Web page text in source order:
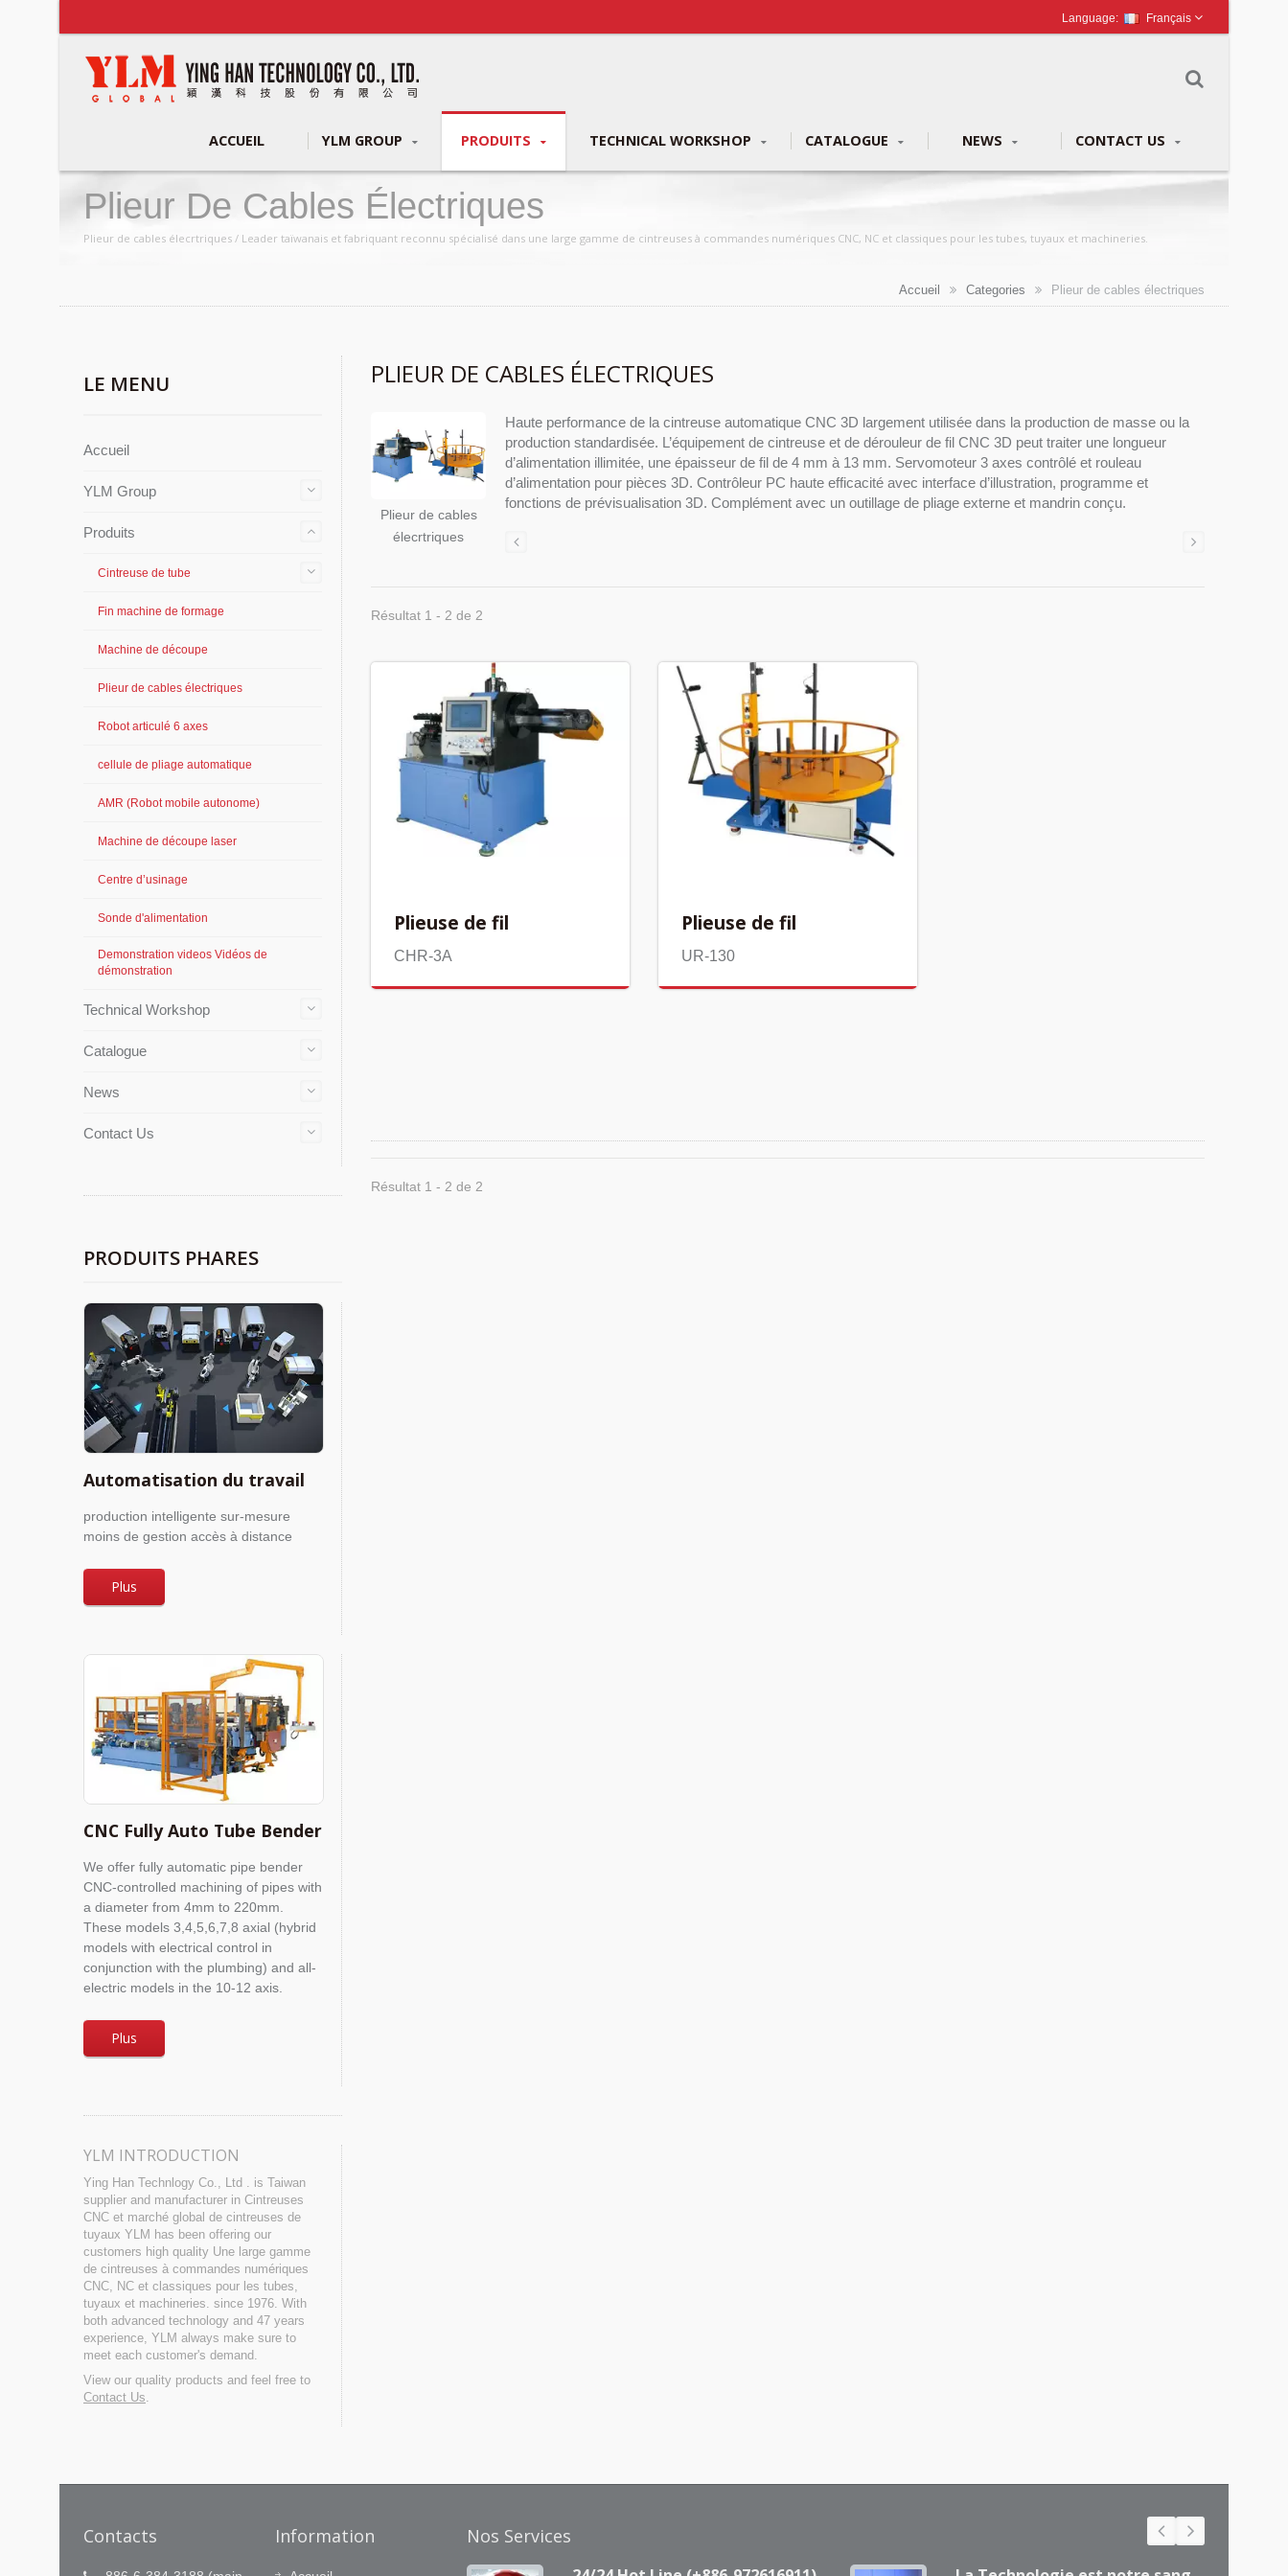
Français
ACCUEIL YLM GROUP PRODUITS TECHNICAL WORKSHOP CATALOGUE NEWS CONTACT US
Plieur De Cables Électriques
Plieur de cables élecrtriques / Leader taïwanais et fabriquant reconnu spécialisé dans une large gamme de cintreuses à commandes numériques CNC, NC et classiques pour les tubes, tuyaux et machineries.
Accueil Categories Plieur de cables électriques
LE MENU
Accueil
YLM Group
Produits
Cintreuse de tube
Fin machine de formage
Machine de découpe
Plieur de cables électriques
Robot articulé 6 axes
cellule de pliage automatique
AMR (Robot mobile autonome)
Machine de découpe laser
Centre d’usinage
Sonde d'alimentation
Demonstration videos Vidéos de
démonstration
Technical Workshop
Catalogue
News
Contact Us
PRODUITS PHARES
Automatisation du travail
production intelligente sur-mesure
moins de gestion accès à distance
Plus
CNC Fully Auto Tube Bender
We offer fully automatic pipe bender
CNC-controlled machining of pipes with
a diameter from 4mm to 220mm.
These models 3,4,5,6,7,8 axial (hybrid
models with electrical control in
conjunction with the plumbing) and all-
electric models in the 10-12 axis.
Plus
YLM INTRODUCTION
Ying Han Technlogy Co., Ltd . is Taiwan
supplier and manufacturer in Cintreuses
CNC et marché global de cintreuses de
tuyaux YLM has been offering our
customers high quality Une large gamme
de cintreuses à commandes numériques
CNC, NC et classiques pour les tubes,
tuyaux et machineries. since 1976. With
both advanced technology and 47 years
experience, YLM always make sure to
meet each customer's demand.
View our quality products and feel free to
Contact Us.
PLIEUR DE CABLES ÉLECTRIQUES
Plieur de cables
élecrtriques
Haute performance de la cintreuse automatique CNC 3D largement utilisée dans la production de masse ou la
production standardisée. L’équipement de cintreuse et de dérouleur de fil CNC 3D peut traiter une longueur
d’alimentation illimitée, une épaisseur de fil de 4 mm à 13 mm. Servomoteur 3 axes contrôlé et rouleau
d’alimentation pour pièces 3D. Contrôleur PC haute efficacité avec interface d’illustration, programme et
fonctions de prévisualisation 3D. Complément avec un outillage de pliage externe et mandrin conçu.
Résultat 1 - 2 de 2
Plieuse de fil
CHR-3A
Plieuse de fil
UR-130
Résultat 1 - 2 de 2
Contacts Information Nos Services